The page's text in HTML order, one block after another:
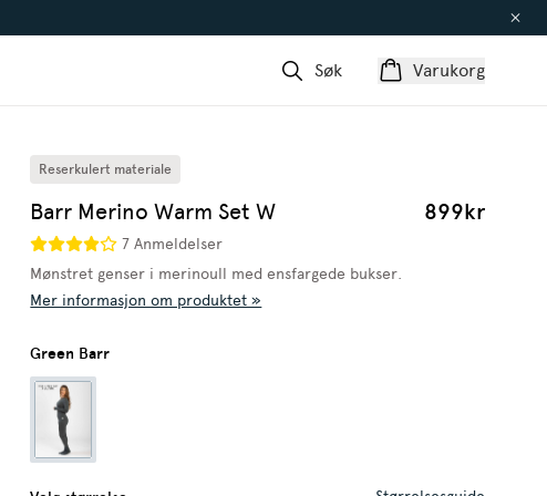
Søk Varukorg
Reserkulert materiale
Barr Merino Warm Set W 899kr
7 Anmeldelser
Mønstret genser i merinoull med ensfargede bukser.
Mer informasjon om produktet »
Green Barr